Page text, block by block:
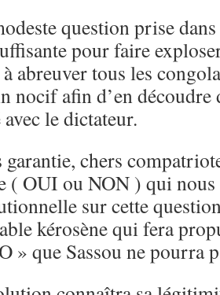
question prise
pour faire
abreuver tous les
nocif afin d’en
le dictateur.
garantie, chers
( OUI ou NON ) qui
sur cette
kérosène qui fera
» que Sassou ne pourra